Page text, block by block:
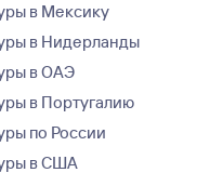
в Мексику
в Нидерланды
в ОАЭ
в Португалию
по России
в США